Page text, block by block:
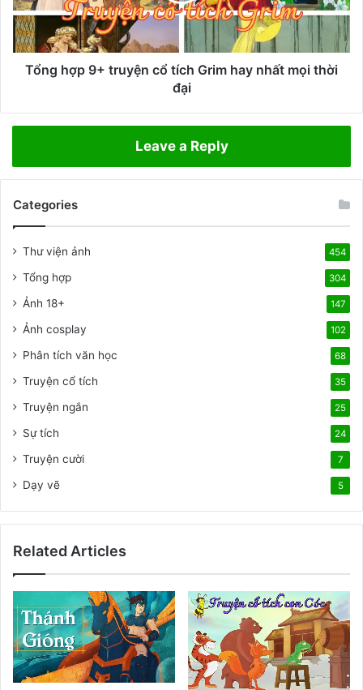
ê
n
Ố
h
ò
g
t
n
ế
h
m
u
p
9
+
c
t
h
G
i
m
a
h
m
t
h
ờ
đ
Tổng hợp 9+ truyện cổ tích Grim hay nhất mọi thời
đại
Leave a Reply
Categories
Thư viện ảnh 454
Tổng hợp 304
Ảnh 18+ 147
Ảnh cosplay 102
Phân tích văn học 68
Truyện cổ tích 35
Truyện ngắn 25
Sự tích 24
Truyện cười 7
Dạy vẽ 5
Related Articles